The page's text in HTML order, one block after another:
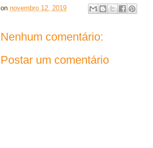
on novembro 12, 2019
Nenhum comentário:
Postar um comentário